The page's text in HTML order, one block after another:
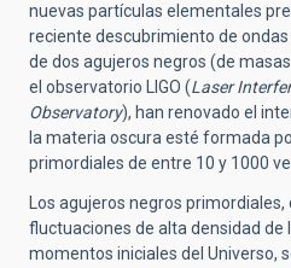
nuevas partículas elementales
reciente descubrimiento de
de dos agujeros negros (de
el observatorio LIGO (Laser
Observatory), han renovado el
la materia oscura esté formada
primordiales de entre 10 y 1000
Los agujeros negros
fluctuaciones de alta densidad de
momentos iniciales del Universo,